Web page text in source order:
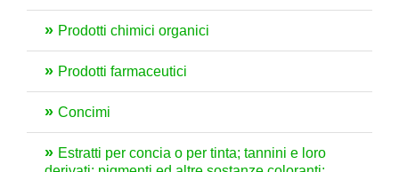
Prodotti chimici organici
Prodotti farmaceutici
Concimi
Estratti per concia o per tinta; tannini e loro